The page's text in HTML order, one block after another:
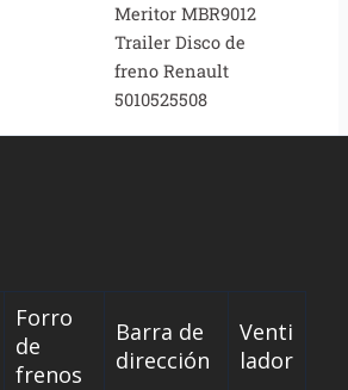
Meritor MBR9012
Trailer Disco de
freno Renault
5010525508
Forro
de
frenos
Barra de
dirección
Venti
lador